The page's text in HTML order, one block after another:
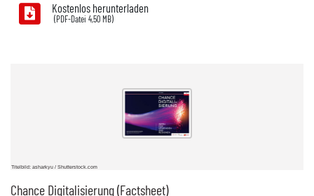
Kostenlos herunterladen
4,50 MB)
Titelbild: asharkyu / Shutterstock.com
Chance Digitalisierung (Factsheet)